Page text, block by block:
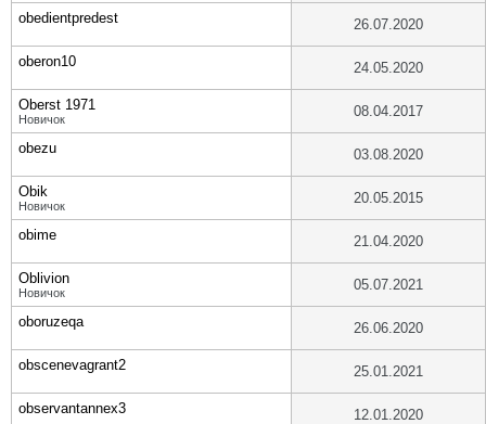
obedientpredest 26.07.2020
oberon10 24.05.2020
Oberst 1971
Новичок 08.04.2017
obezu 03.08.2020
Obik
Новичок 20.05.2015
obime 21.04.2020
Oblivion
Новичок 05.07.2021
oboruzeqa 26.06.2020
obscenevagrant2 25.01.2021
observantannex3 12.01.2020